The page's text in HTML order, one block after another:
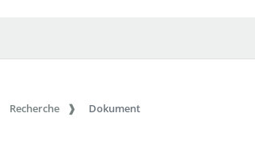
Recherche Dokument